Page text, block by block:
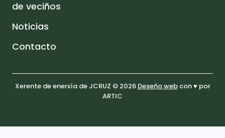
de veciños
Noticias
Contacto
Xerente de enerxía de JCRUZ © 2026 Deseño webcon ♥️ por
ARTIC